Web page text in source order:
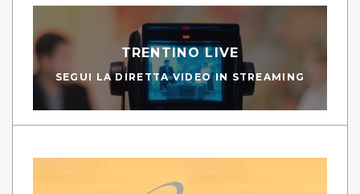
TRENTINO LIVE
SEGUI LA DIRETTA VIDEO IN STREAMING